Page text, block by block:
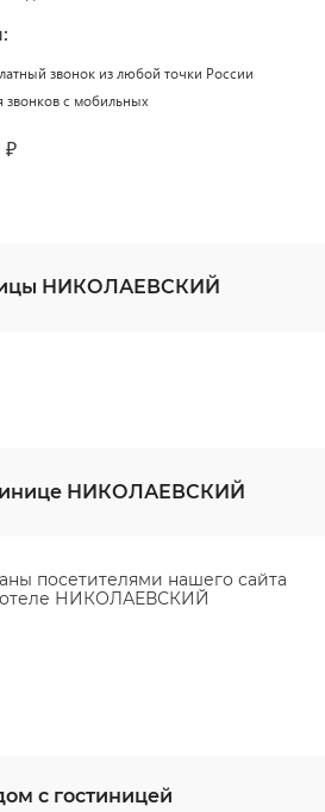
звонок из любой точки России
звонков с мобильных
₽
НИКОЛАЕВСКИЙ
НИКОЛАЕВСКИЙ
посетителями нашего сайта
отеле НИКОЛАЕВСКИЙ
с гостиницей